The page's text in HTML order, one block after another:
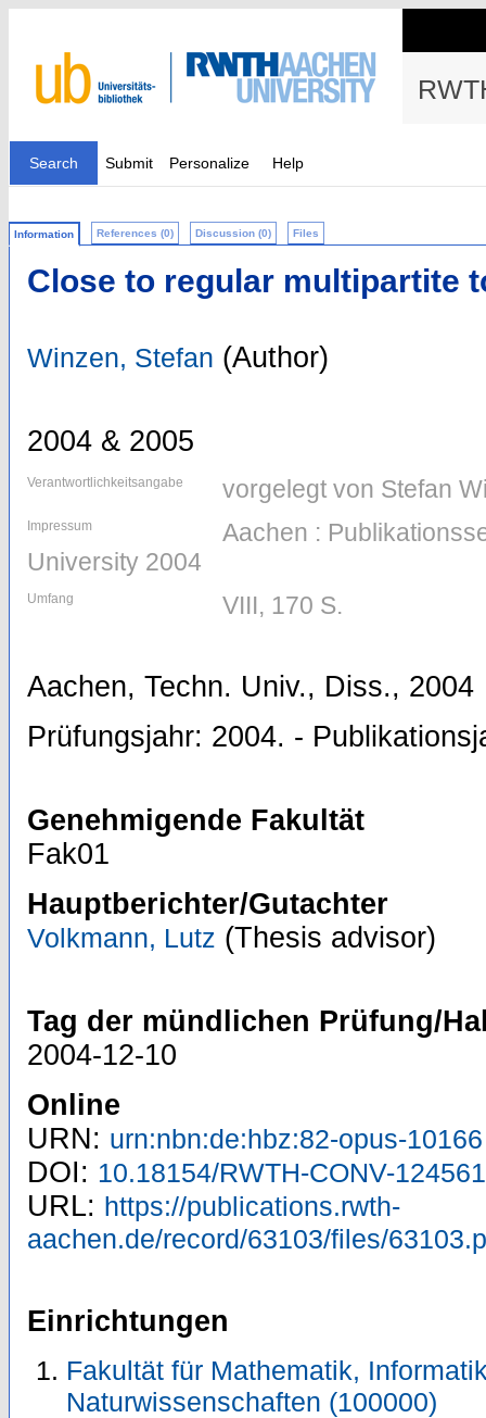
Search Submit Personalize Help
Information References (0) Discussion (0) Files
Close to regular multipartite
Winzen, Stefan (Author)
2004 & 2005
Verantwortlichkeitsangabe vorgelegt von Stefan
Impressum
Aachen :
University 2004
Umfang VIII, 170 S.
Aachen, Techn. Univ., Diss., 2004
Prüfungsjahr: 2004. -
Genehmigende Fakultät
Fak01
Hauptberichter/Gutachter
Volkmann, Lutz (Thesis advisor)
Tag der mündlichen Prüfung/
2004-12-10
Online
URN: urn:nbn:de:hbz:82-opus-10166
DOI: 10.18154/RWTH-CONV-124561
URL: https://publications.rwth-
aachen.de/record/63103/files/
Einrichtungen
Fakultät für Mathematik,
Naturwissenschaften (100000)